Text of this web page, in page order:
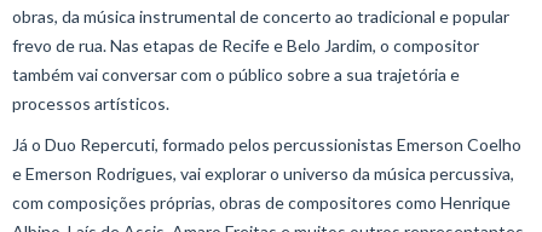
obras, da música instrumental de concerto ao tradicional e popular
frevo de rua. Nas etapas de Recife e Belo Jardim, o compositor
também vai conversar com o público sobre a sua trajetória e
processos artísticos.
Já o Duo Repercuti, formado pelos percussionistas Emerson Coelho
e Emerson Rodrigues, vai explorar o universo da música percussiva,
com composições próprias, obras de compositores como Henrique